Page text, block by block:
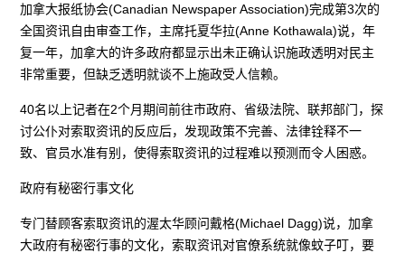
加拿大报纸协会(Canadian Newspaper Association)完成第3次的
全国资讯自由审查工作，主席托夏华拉(Anne Kothawala)说，年
复一年，加拿大的许多政府都显示出未正确认识施政透明对民主
非常重要，但缺乏透明就谈不上施政受人信赖。
40名以上记者在2个月期间前往市政府、省级法院、联邦部门，探
讨公仆对索取资讯的反应后，发现政策不完善、法律铨释不一
致、官员水准有别，使得索取资讯的过程难以预测而令人困惑。
政府有秘密行事文化
专门替顾客索取资讯的渥太华顾问戴格(Michael Dagg)说，加拿
大政府有秘密行事的文化，索取资讯对官僚系统就像蚊子叮，要